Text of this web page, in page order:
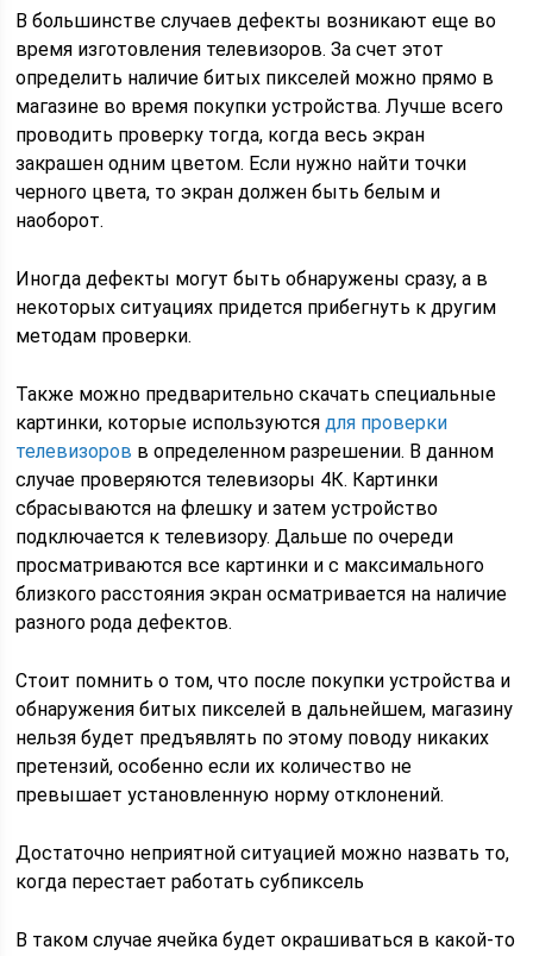
В большинстве случаев дефекты возникают еще во
время изготовления телевизоров. За счет этот
определить наличие битых пикселей можно прямо в
магазине во время покупки устройства. Лучше всего
проводить проверку тогда, когда весь экран
закрашен одним цветом. Если нужно найти точки
черного цвета, то экран должен быть белым и
наоборот.
Иногда дефекты могут быть обнаружены сразу, а в
некоторых ситуациях придется прибегнуть к другим
методам проверки.
Также можно предварительно скачать специальные
картинки, которые используютсядля проверки
телевизоров в определенном разрешении. В данном
случае проверяются телевизоры 4К. Картинки
сбрасываются на флешку и затем устройство
подключается к телевизору. Дальше по очереди
просматриваются все картинки и с максимального
близкого расстояния экран осматривается на наличие
разного рода дефектов.
Стоит помнить о том, что после покупки устройства и
обнаружения битых пикселей в дальнейшем, магазину
нельзя будет предъявлять по этому поводу никаких
претензий, особенно если их количество не
превышает установленную норму отклонений.
Достаточно неприятной ситуацией можно назвать то,
когда перестает работать субпиксель
В таком случае ячейка будет окрашиваться в какой-то